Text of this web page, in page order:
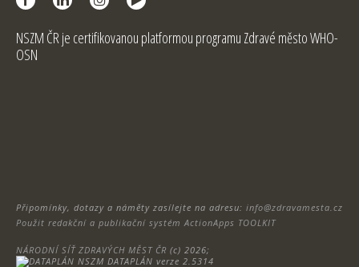
NSZM ČR je certifikovanou platformou programu Zdravé město WHO-
OSN
Připomínky, dotazy a náměty zasílejte na adresu: info@zdravamesta.cz
Použit redakční a publikační systém ActionApps TOOLKIT
NÁRODNÍ SÍŤ ZDRAVÝCH MĚST ČR (c) 2026;
DATAPLÁN verze 2.5314